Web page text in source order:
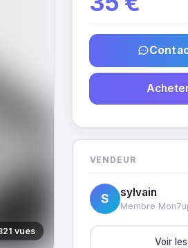
vues
VENDEUR
S sylvain
Membre
Voir